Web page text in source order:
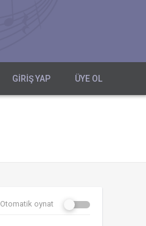
GIRIŞ YAP ÜYE OL
Otomatik oynat